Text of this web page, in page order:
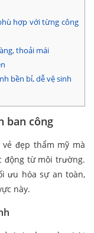
hợp với từng công
thoải mái
bền bỉ, dễ vệ sinh
ban công
đẹp thẩm mỹ mà
động từ môi trường.
ưu hóa sự an toàn,
này.